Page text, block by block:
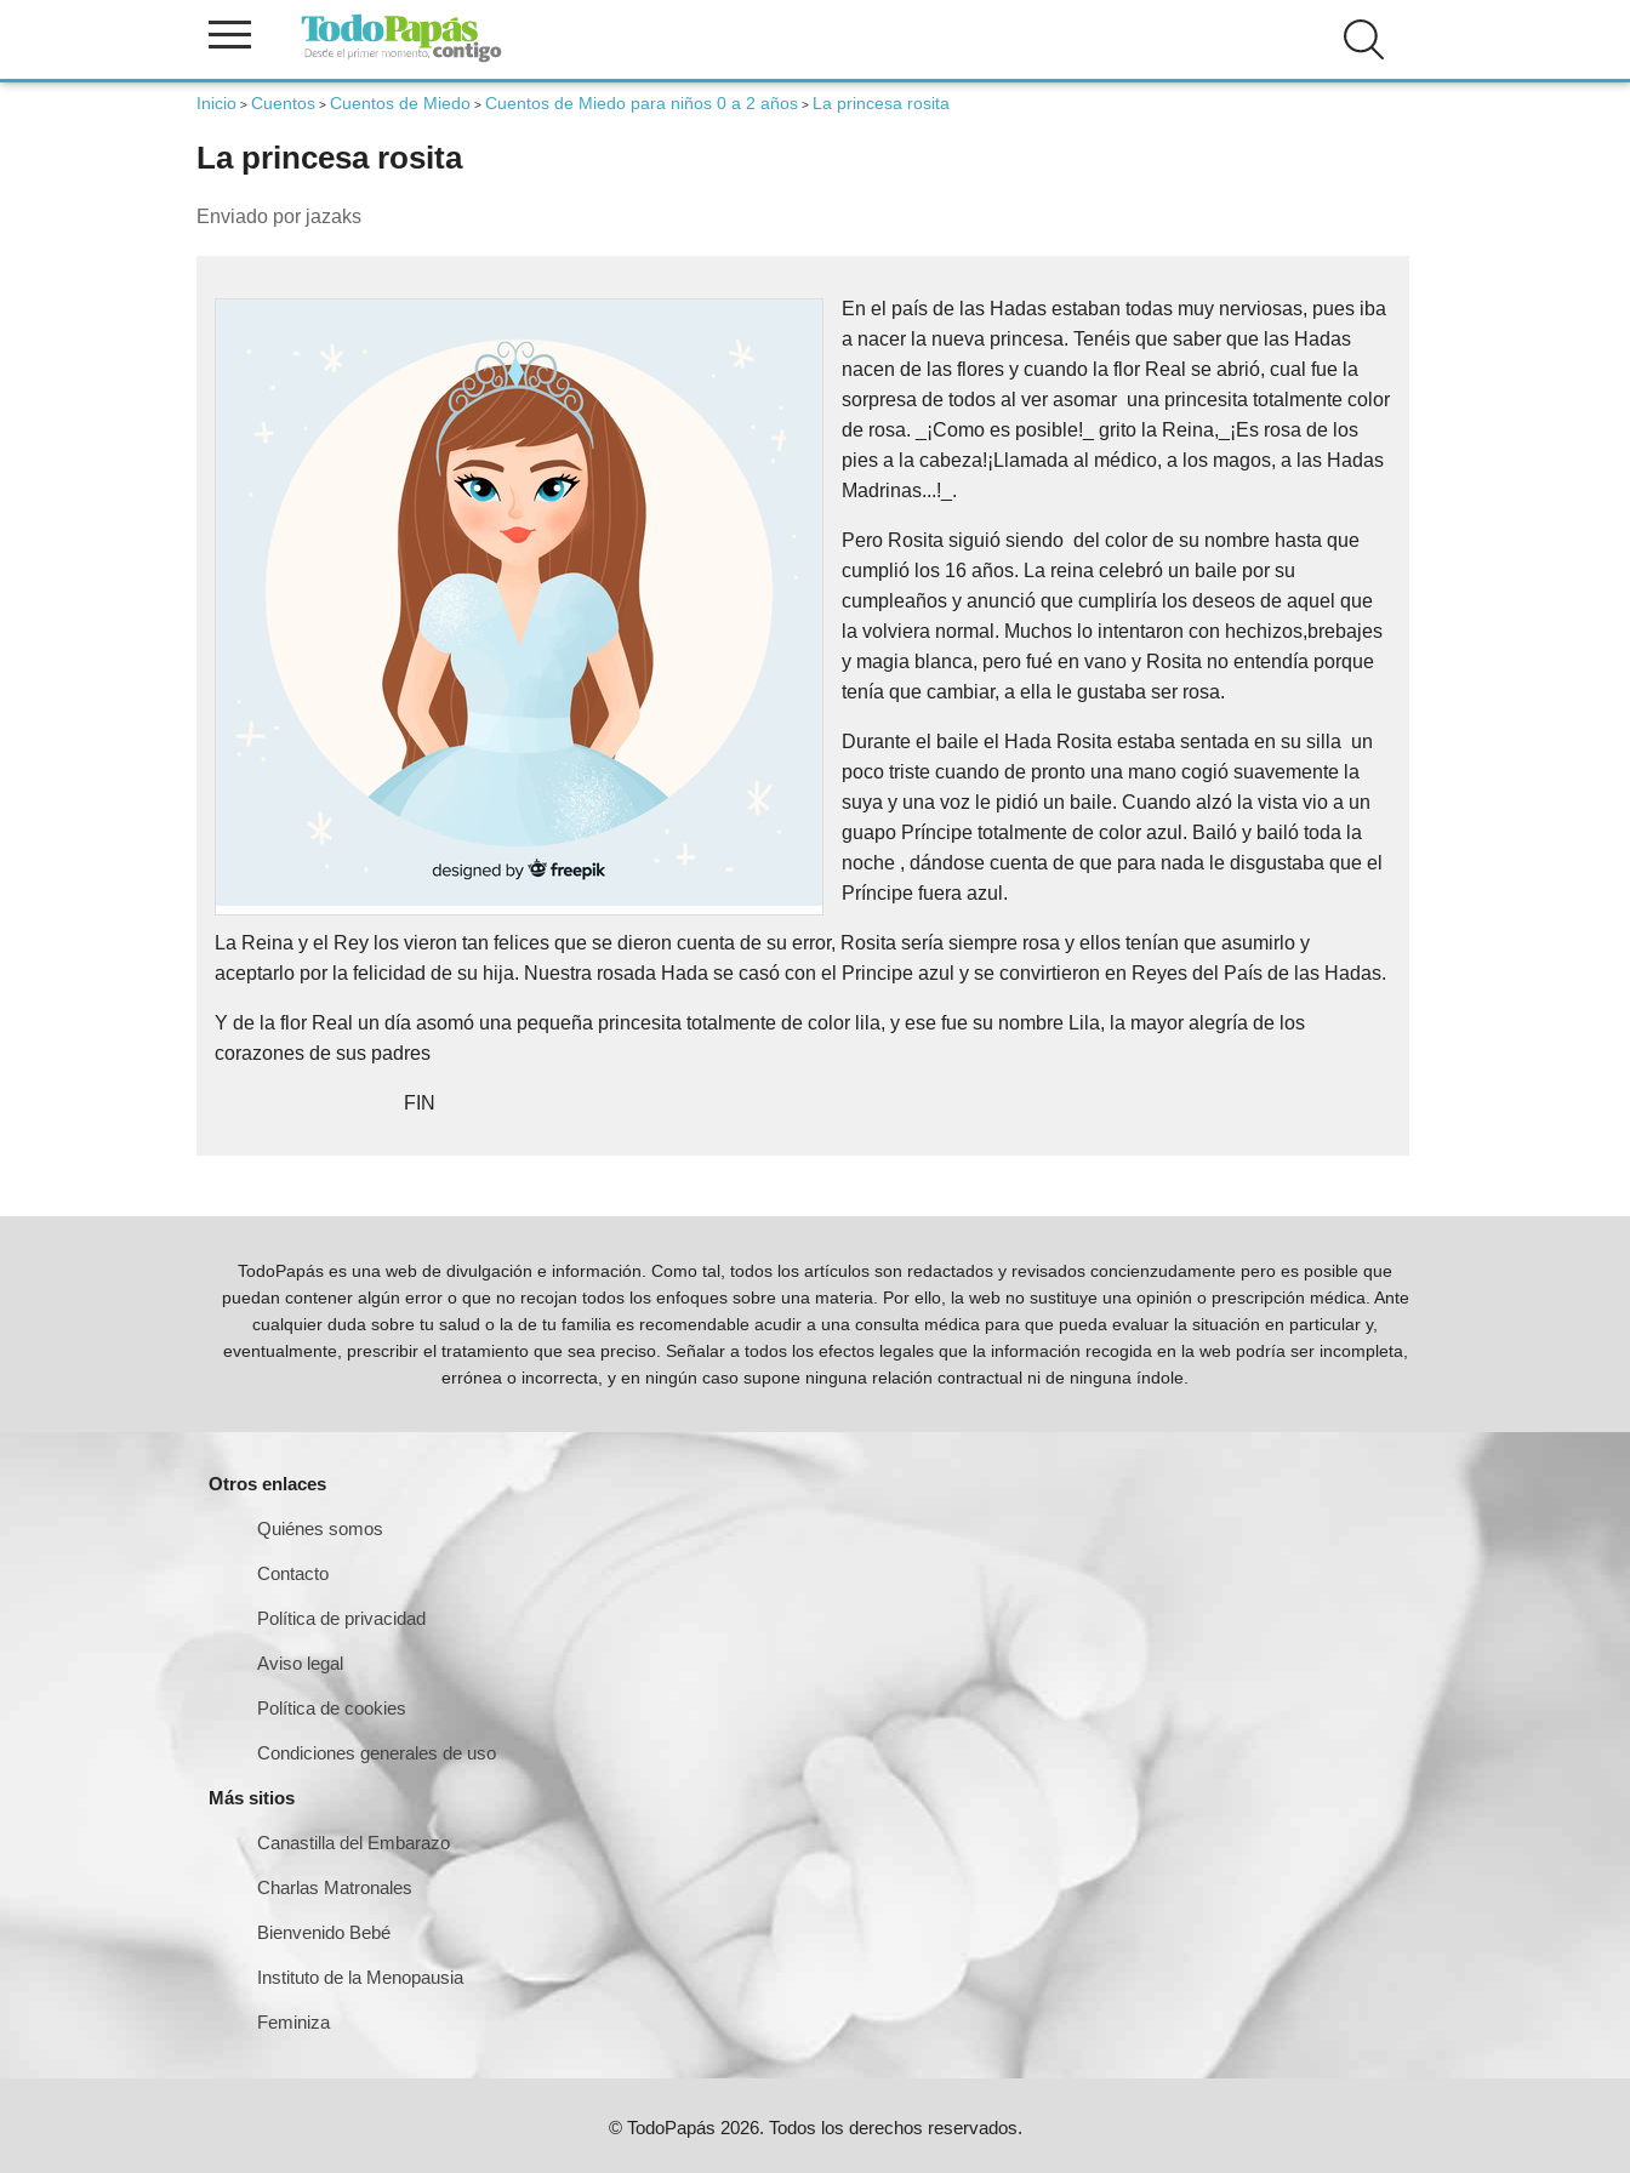
Inicio > Cuentos > Cuentos de Miedo > Cuentos de Miedo para niños 0 a 2 años > La princesa rosita
La princesa rosita
Enviado por jazaks
En el país de las Hadas estaban todas muy nerviosas, pues iba
a nacer la nueva princesa. Tenéis que saber que las Hadas
nacen de las flores y cuando la flor Real se abrió, cual fue la
sorpresa de todos al ver asomar una princesita totalmente color
de rosa. _¡Como es posible!_ grito la Reina,_¡Es rosa de los
pies a la cabeza!¡Llamada al médico, a los magos, a las Hadas
Madrinas...!_.
Pero Rosita siguió siendo del color de su nombre hasta que
cumplió los 16 años. La reina celebró un baile por su
cumpleaños y anunció que cumpliría los deseos de aquel que
la volviera normal. Muchos lo intentaron con hechizos,brebajes
y magia blanca, pero fué en vano y Rosita no entendía porque
tenía que cambiar, a ella le gustaba ser rosa.
Durante el baile el Hada Rosita estaba sentada en su silla un
poco triste cuando de pronto una mano cogió suavemente la
suya y una voz le pidió un baile. Cuando alzó la vista vio a un
guapo Príncipe totalmente de color azul. Bailó y bailó toda la
noche , dándose cuenta de que para nada le disgustaba que el
Príncipe fuera azul.
La Reina y el Rey los vieron tan felices que se dieron cuenta de su error, Rosita sería siempre rosa y ellos tenían que asumirlo y
aceptarlo por la felicidad de su hija. Nuestra rosada Hada se casó con el Principe azul y se convirtieron en Reyes del País de las Hadas.
Y de la flor Real un día asomó una pequeña princesita totalmente de color lila, y ese fue su nombre Lila, la mayor alegría de los
corazones de sus padres
FIN
TodoPapás es una web de divulgación e información. Como tal, todos los artículos son redactados y revisados concienzudamente pero es posible que
puedan contener algún error o que no recojan todos los enfoques sobre una materia. Por ello, la web no sustituye una opinión o prescripción médica. Ante
cualquier duda sobre tu salud o la de tu familia es recomendable acudir a una consulta médica para que pueda evaluar la situación en particular y,
eventualmente, prescribir el tratamiento que sea preciso. Señalar a todos los efectos legales que la información recogida en la web podría ser incompleta,
errónea o incorrecta, y en ningún caso supone ninguna relación contractual ni de ninguna índole.
Otros enlaces
Quiénes somos
Contacto
Política de privacidad
Aviso legal
Política de cookies
Condiciones generales de uso
Más sitios
Canastilla del Embarazo
Charlas Matronales
Bienvenido Bebé
Instituto de la Menopausia
Feminiza
© TodoPapás 2026. Todos los derechos reservados.